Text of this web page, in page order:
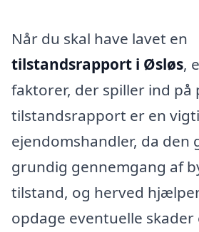
Når du skal have lavet en
tilstandsrapport i Øsløs,
faktorer, der spiller ind på
tilstandsrapport er en
ejendomshandler, da den
grundig gennemgang af
tilstand, og herved
opdage eventuelle skader